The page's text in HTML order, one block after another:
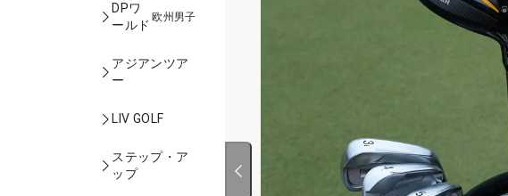
DPワ
ールド
欧州男子
アジアンツア
ー
LIV GOLF
ステップ・ア
ップ